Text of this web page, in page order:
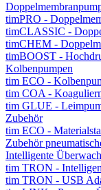
timPRO -
timCLASSIC -
timCHEM -
timBOOST -
Kolbenpumpen
tim ECO -
tim COA -
tim GLUE -
Zubehör
tim ECO -
Zubehör
Intelligente
tim TRON -
tim TRON - USB